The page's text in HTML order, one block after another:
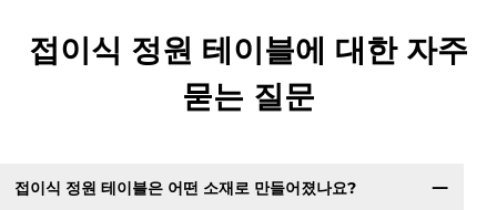
접이식 정원 테이블에 대한 자주
묻는 질문
접이식 정원 테이블은 어떤 소재로 만들어졌나요?